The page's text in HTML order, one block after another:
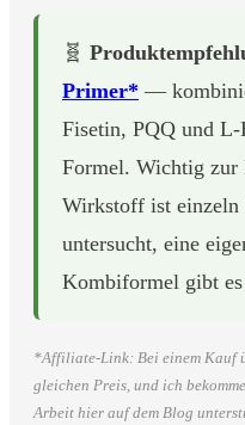
🧬
Primer* —
Fisetin, PQQ und
Formel. Wichtig zur
Wirkstoff ist einzeln
untersucht, eine
Kombiformel gibt
*Affiliate-Link: Bei einem Kauf
gleichen Preis, und ich
Arbeit hier auf dem Blog